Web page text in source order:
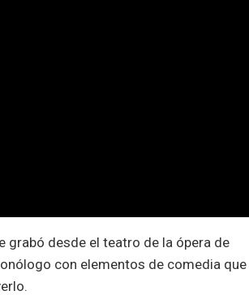
grabó desde el teatro de la ópera de
con elementos de comedia que